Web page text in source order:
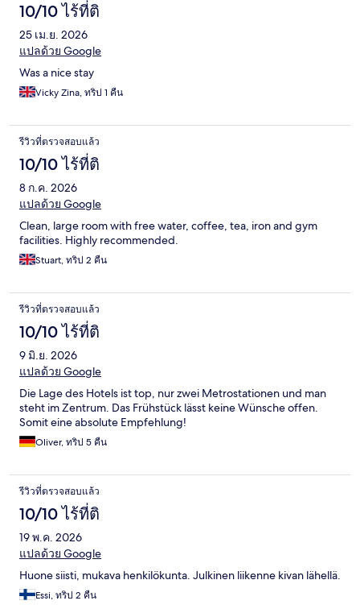
10/10 ไร้ที่ติ
25 เม.ย. 2026
แปลด้วย Google
Was a nice stay
Vicky Zina, ทริป 1 คืน
รีวิวที่ตรวจสอบแล้ว
10/10 ไร้ที่ติ
8 ก.ค. 2026
แปลด้วย Google
Clean, large room with free water, coffee, tea, iron and gym
facilities. Highly recommended.
Stuart, ทริป 2 คืน
รีวิวที่ตรวจสอบแล้ว
10/10 ไร้ที่ติ
9 มิ.ย. 2026
แปลด้วย Google
Die Lage des Hotels ist top, nur zwei Metrostationen und man
steht im Zentrum. Das Frühstück lässt keine Wünsche offen.
Somit eine absolute Empfehlung!
Oliver, ทริป 5 คืน
รีวิวที่ตรวจสอบแล้ว
10/10 ไร้ที่ติ
19 พ.ค. 2026
แปลด้วย Google
Huone siisti, mukava henkilökunta. Julkinen liikenne kivan lähellä.
Essi, ทริป 2 คืน